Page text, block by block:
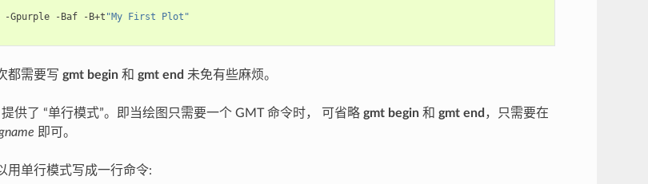
-Gpurple -Baf -B+t "My First Plot"
都需要写 gmt begin和 gmt end 未免有些麻烦。
供了 “单行模式”。即当绘图只需要一个 GMT 命令时， 可省略 gmt begin和 gmt end ，只需要在
即可。
用单行模式写成一行命令: